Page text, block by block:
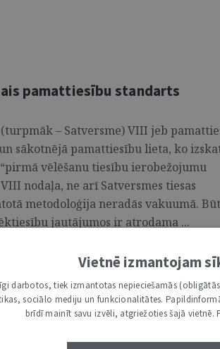
pamattiesību standarts
– Satversme) VIII jeb
sākotnējā pamattiesību lieta, ko
vēlēšanu tiesību ierobežojumu
nodaļa, ne arī Satversmes tiesas
metodoloģija neradās va­kuumā.
jautājumos ir atrodama ...
– par tiesiskas valsts
Vietnē izmantojam
darbotos, tiek izmantotas nepieciešamās
sociālo mediju un funkcionalitātes.
brīdī mainīt savu izvēli, atgriežoties šajā vietnē.